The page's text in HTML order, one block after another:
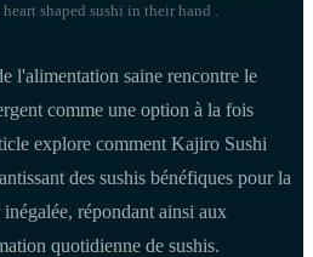
shaped sushi in their hand .
l'alimentation saine rencontre le
comme une option à la fois
explore comment Kajiro Sushi
des sushis bénéfiques pour la
répondant ainsi aux
quotidienne de sushis.